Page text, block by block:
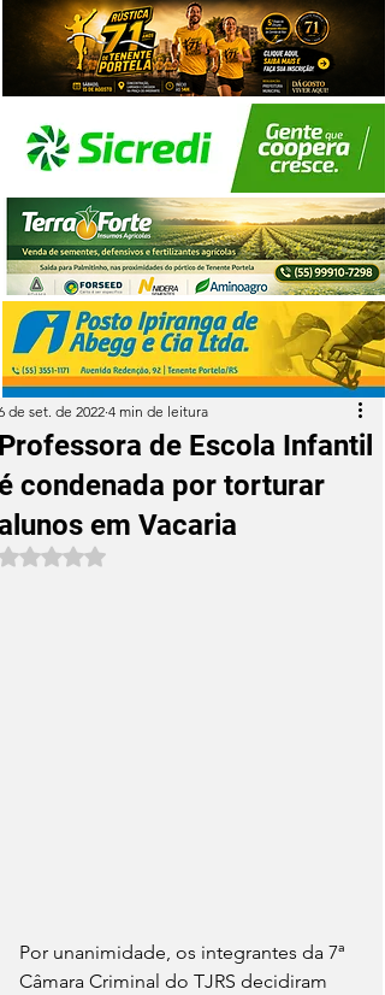
de Escola Infantil
condenada por torturar
em Vacaria
de set. de 2022 4 min de leitura
Avaliado com NaN de 5 estrelas.
Por unanimidade, os integrantes da 7ª
Câmara Criminal do TJRS decidiram